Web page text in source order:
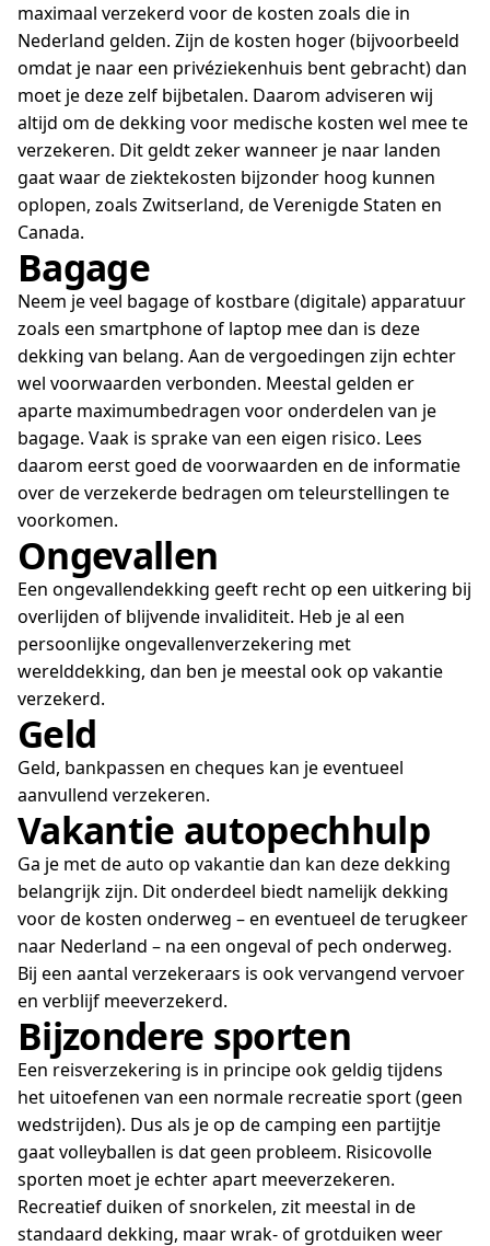
maximaal verzekerd voor de kosten zoals die in
Nederland gelden. Zijn de kosten hoger (bijvoorbeeld
omdat je naar een privéziekenhuis bent gebracht) dan
moet je deze zelf bijbetalen. Daarom adviseren wij
altijd om de dekking voor medische kosten wel mee te
verzekeren. Dit geldt zeker wanneer je naar landen
gaat waar de ziektekosten bijzonder hoog kunnen
oplopen, zoals Zwitserland, de Verenigde Staten en
Canada.
Bagage
Neem je veel bagage of kostbare (digitale) apparatuur
zoals een smartphone of laptop mee dan is deze
dekking van belang. Aan de vergoedingen zijn echter
wel voorwaarden verbonden. Meestal gelden er
aparte maximumbedragen voor onderdelen van je
bagage. Vaak is sprake van een eigen risico. Lees
daarom eerst goed de voorwaarden en de informatie
over de verzekerde bedragen om teleurstellingen te
voorkomen.
Ongevallen
Een ongevallendekking geeft recht op een uitkering bij
overlijden of blijvende invaliditeit. Heb je al een
persoonlijke ongevallenverzekering met
werelddekking, dan ben je meestal ook op vakantie
verzekerd.
Geld
Geld, bankpassen en cheques kan je eventueel
aanvullend verzekeren.
Vakantie autopechhulp
Ga je met de auto op vakantie dan kan deze dekking
belangrijk zijn. Dit onderdeel biedt namelijk dekking
voor de kosten onderweg – en eventueel de terugkeer
naar Nederland – na een ongeval of pech onderweg.
Bij een aantal verzekeraars is ook vervangend vervoer
en verblijf meeverzekerd.
Bijzondere sporten
Een reisverzekering is in principe ook geldig tijdens
het uitoefenen van een normale recreatie sport (geen
wedstrijden). Dus als je op de camping een partijtje
gaat volleyballen is dat geen probleem. Risicovolle
sporten moet je echter apart meeverzekeren.
Recreatief duiken of snorkelen, zit meestal in de
standaard dekking, maar wrak- of grotduiken weer